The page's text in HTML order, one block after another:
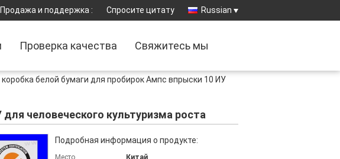
Продажа и поддержка : Спросите цитату Russian
Проверка качества Свяжитесь мы
белой бумаги для пробирок Ампс впрыски 10 ИУ
человеческого культуризма роста
Подробная информация о продукте:
Место
Китай